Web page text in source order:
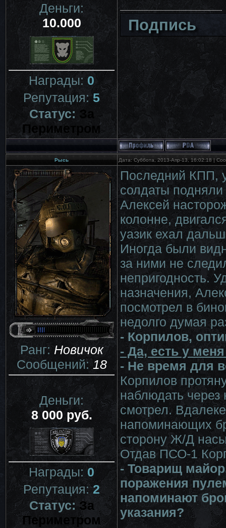
Деньги:
10.000
Награды:0
Репутация:5
Статус:За
Периметром
Подпись
Рысь Дата: Суббота, 2013-Апр-13, 16:02:18 |
Ранг:Новичок
Сообщений:18
Деньги:
8 000 руб.
Награды:0
Репутация:2
Статус:За
Периметром
Последний КПП,
солдаты
Алексей
колонне,
уазик ехал
Иногда были
за ними не
непригодность.
назначения,
посмотрел в
недолго думая
- Корпилов,
- Да, есть у
- Не время для
Корпилов
наблюдать через
смотрел.
напоминающих
сторону Ж/Д
Отдав ПСО-1
- Товарищ
поражения
напоминают
указания?